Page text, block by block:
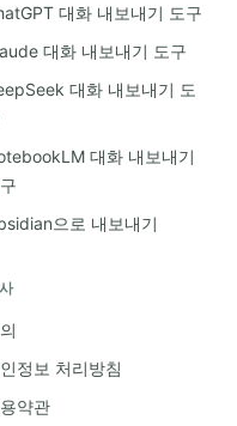
대화 내보내기 도구
대화 내보내기 도구
대화 내보내기 도
대화 내보내기
으로 내보내기
정보 처리방침
약관